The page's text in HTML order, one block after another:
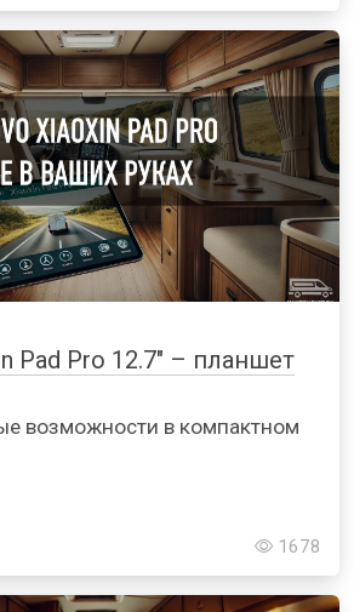
Pad Pro 12.7" – планшет
возможности в компактном
1678